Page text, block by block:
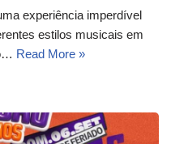
experiência imperdível
estilos musicais em
Read More »